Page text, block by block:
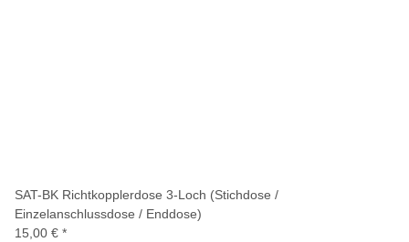
SAT-BK Richtkopplerdose 3-Loch (Stichdose /
Einzelanschlussdose / Enddose)
15,00 € *